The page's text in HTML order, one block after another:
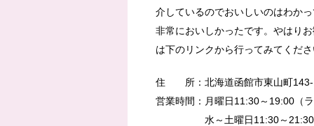
介しているのでおいしいのはわか
非常においしかったです。やはり
は下のリンクから行ってみてくだ
住 所：北海道函館市東山町143-
営業時間：月曜日11:30～19:00（
水～土曜日11:30～21:30（